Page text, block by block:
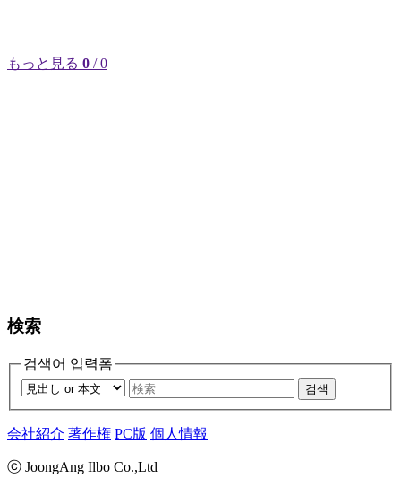
もっと見る 0 / 0
検索
검색어 입력폼
검색
会社紹介 著作権 PC版 個人情報
ⓒ JoongAng Ilbo Co.,Ltd